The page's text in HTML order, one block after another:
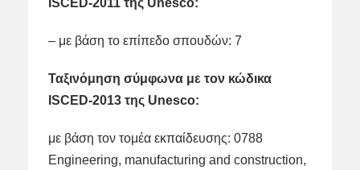
ISCED-2011 της Unesco:
– με βάση το επίπεδο σπουδών: 7
Ταξινόμηση σύμφωνα με τον κώδικα
ISCED-2013 της Unesco:
με βάση τον τομέα εκπαίδευσης: 0788
Engineering, manufacturing and construction,